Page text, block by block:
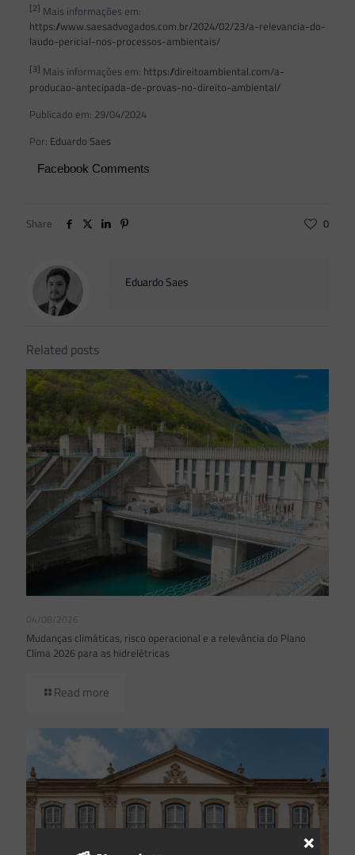
[2] Mais informações em:
https://www.saesadvogados.com.br/2024/02/23/a-relevancia-do-
laudo-pericial-nos-processos-ambientais/
[3] Mais informações em: https://direitoambiental.com/a-
producao-antecipada-de-provas-no-direito-ambiental/
Publicado em: 29/04/2024
Por: Eduardo Saes
Facebook Comments
Share 0
Eduardo Saes
Related posts
04/08/2026
Mudanças climáticas, risco operacional e a relevância do Plano
Clima 2026 para as hidrelétricas
Read more
×